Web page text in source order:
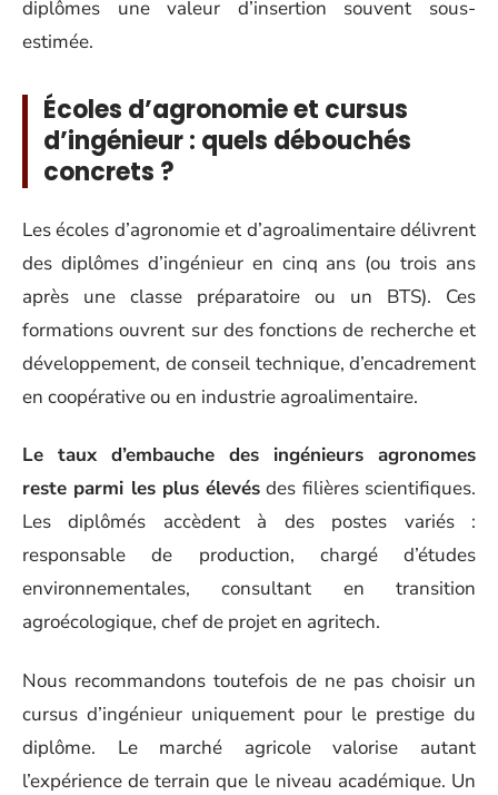
diplômes une valeur d’insertion souvent sous-
estimée.
Écoles d’agronomie et cursus
d’ingénieur : quels débouchés
concrets ?
Les écoles d’agronomie et d’agroalimentaire délivrent
des diplômes d’ingénieur en cinq ans (ou trois ans
après une classe préparatoire ou un BTS). Ces
formations ouvrent sur des fonctions de recherche et
développement, de conseil technique, d’encadrement
en coopérative ou en industrie agroalimentaire.
Le taux d’embauche des ingénieurs agronomes
reste parmi les plus élevés des filières scientifiques.
Les diplômés accèdent à des postes variés :
responsable de production, chargé d’études
environnementales, consultant en transition
agroécologique, chef de projet en agritech.
Nous recommandons toutefois de ne pas choisir un
cursus d’ingénieur uniquement pour le prestige du
diplôme. Le marché agricole valorise autant
l’expérience de terrain que le niveau académique. Un